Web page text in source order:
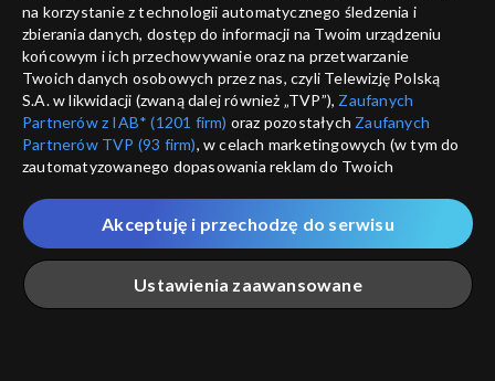
Dziedzictwo
odc. 852
Dziedzictwo
odc. 851
Dziedzictwo
odc. 850
Dziedzictwo
odc. 849
na korzystanie z technologii automatycznego śledzenia i
zbierania danych, dostęp do informacji na Twoim urządzeniu
końcowym i ich przechowywanie oraz na przetwarzanie
Twoich danych osobowych przez nas, czyli Telewizję Polską
S.A. w likwidacji (zwaną dalej również „TVP”), Zaufanych
Partnerów z IAB* (1201 firm) oraz pozostałych Zaufanych
Partnerów TVP (93 firm), w celach marketingowych (w tym do
zautomatyzowanego dopasowania reklam do Twoich
które wskazujemy poniżej, a także zgody na udostępnianie
przez nas identyfikatora PPID do Google.
Twoje dane osobowe zbierane podczas odwiedzania przez
Ciebie naszych
poszczególnych serwisówzwanych dalej
„Portalem”, w tym informacje zapisywane za pomocą
Ustawienia zaawansowane
Akceptuję i przechodzę do serwisu